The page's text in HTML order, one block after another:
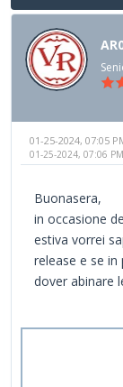
01-25-2024, 07:05
01-25-2024, 07:06
Buonasera,
in occasione
estiva vorrei
release e se
dover abinare